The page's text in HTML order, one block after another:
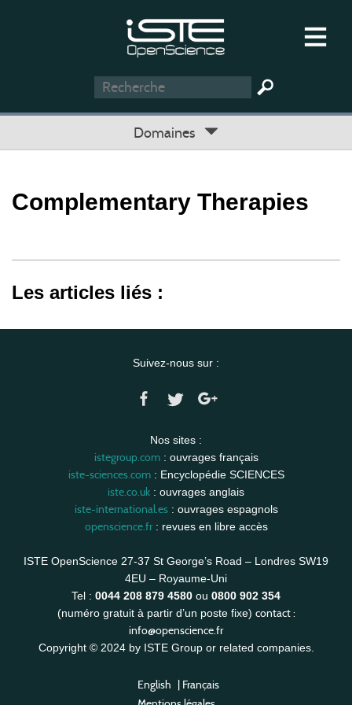
Domaines
Complementary Therapies
Les articles liés :
Suivez-nous sur :
Nos sites :
istegroup.com: ouvrages français
iste-sciences.com: Encyclopédie SCIENCES
iste.co.uk : ouvrages anglais
iste-international.es: ouvrages espagnols
openscience.fr: revues en libre accès
ISTE OpenScience 27-37 St George’s Road – Londres SW19
4EU – Royaume-Uni
Tel : 0044 208 879 4580 ou 0800 902 354
(numéro gratuit à partir d’un poste fixe) contact :
info@openscience.fr
Copyright © 2024 by ISTE Group or related companies.
English | Français